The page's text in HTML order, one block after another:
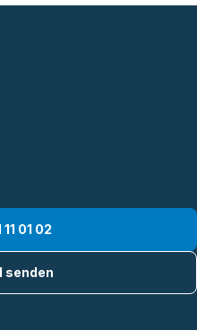
01 02
senden